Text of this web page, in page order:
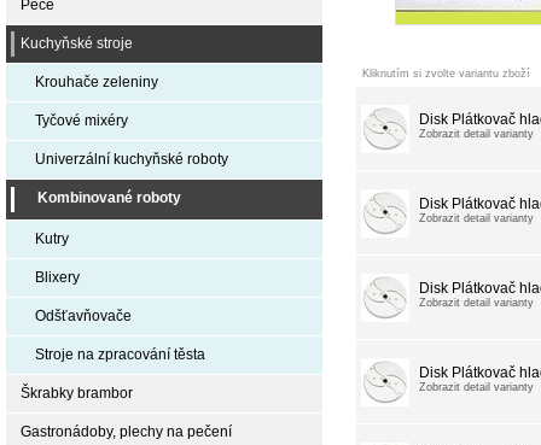
Kliknutím si zvolte variantu zboží
Disk Plátkovač
Zobrazit detail varianty
Disk Plátkovač
Zobrazit detail varianty
Disk Plátkovač
Zobrazit detail varianty
Disk Plátkovač
Zobrazit detail varianty
Pece
Kuchyňské stroje
Krouhače zeleniny
Tyčové mixéry
Univerzální kuchyňské roboty
Kombinované roboty
Kutry
Blixery
Odšťavňovače
Stroje na zpracování těsta
Škrabky brambor
Gastronádoby, plechy na pečení